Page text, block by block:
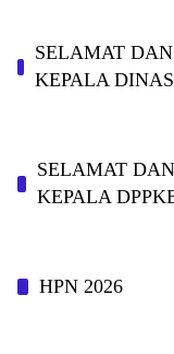
SELAMAT
KEPALA
SELAMAT
KEPALA
HPN 2026